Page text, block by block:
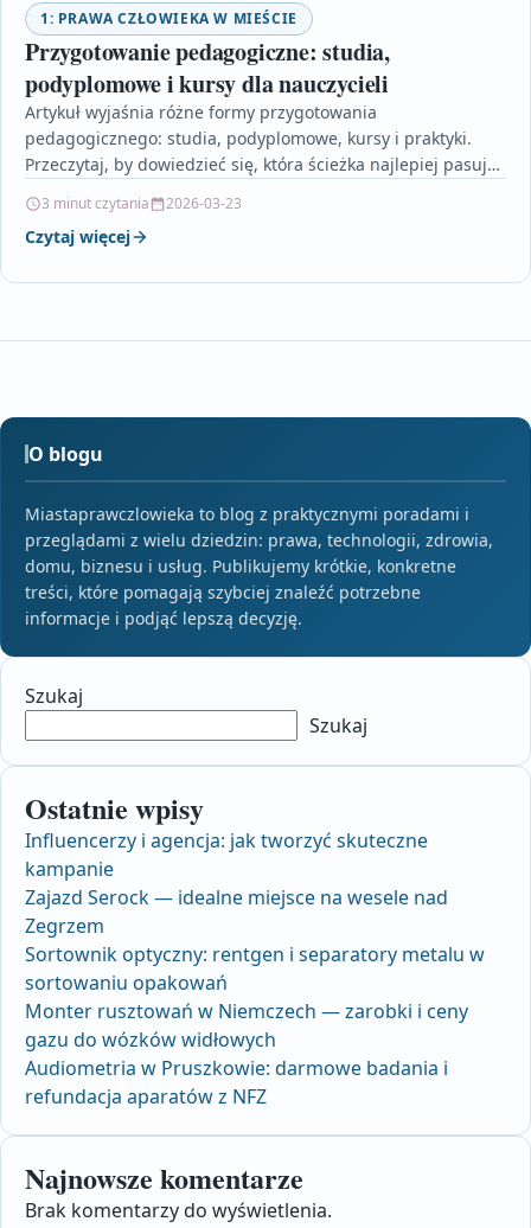
1: PRAWA CZŁOWIEKA W MIEŚCIE
Przygotowanie pedagogiczne: studia,
podyplomowe i kursy dla nauczycieli
Artykuł wyjaśnia różne formy przygotowania
pedagogicznego: studia, podyplomowe, kursy i praktyki.
Przeczytaj, by dowiedzieć się, która ścieżka najlepiej pasuje
3 minut czytania 2026-03-23
Czytaj więcej
O blogu
Miastaprawczlowieka to blog z praktycznymi poradami i
przeglądami z wielu dziedzin: prawa, technologii, zdrowia,
domu, biznesu i usług. Publikujemy krótkie, konkretne
treści, które pomagają szybciej znaleźć potrzebne
informacje i podjąć lepszą decyzję.
Szukaj
Szukaj
Ostatnie wpisy
Influencerzy i agencja: jak tworzyć skuteczne
kampanie
Zajazd Serock — idealne miejsce na wesele nad
Zegrzem
Sortownik optyczny: rentgen i separatory metalu w
sortowaniu opakowań
Monter rusztowań w Niemczech — zarobki i ceny
gazu do wózków widłowych
Audiometria w Pruszkowie: darmowe badania i
refundacja aparatów z NFZ
Najnowsze komentarze
Brak komentarzy do wyświetlenia.